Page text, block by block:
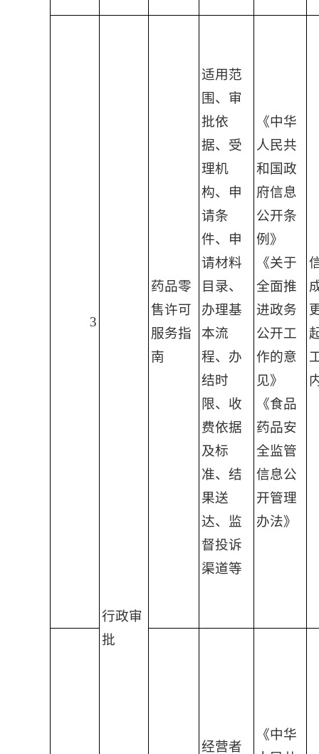
3
行政审
批
药品零
售许可
服务指
南
适用范
围、审
批依
据、受
理机
构、申
请条
件、申
请材料
目录、
办理基
本流
程、办
结时
限、收
费依据
及标
准、结
果送
达、监
督投诉
渠道等
《中华
人民共
和国政
府信息
公开条
例》
《关于
全面推
进政务
公开工
作的意
见》
《食品
药品安
全监管
信息公
开管理
办法》
经营者
《中华